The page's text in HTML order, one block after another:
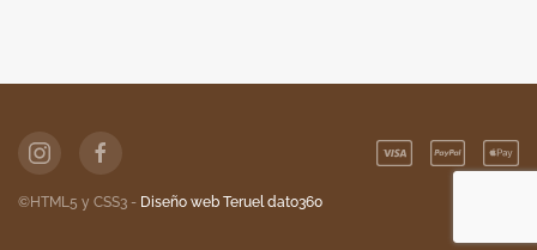
©HTML5 y CSS3 - Diseño web Teruel dato360